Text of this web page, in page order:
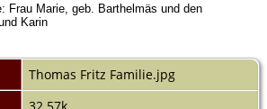
Frau Marie, geb. Barthelmäs und den
Karin
Thomas Fritz Familie.jpg